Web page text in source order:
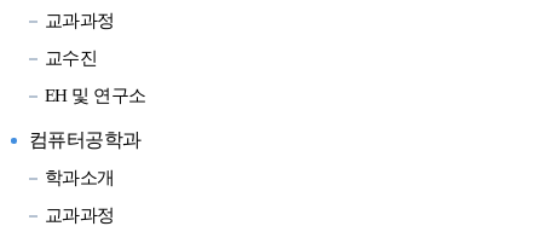
교과과정
교수진
EH 및 연구소
컴퓨터공학과
학과소개
교과과정